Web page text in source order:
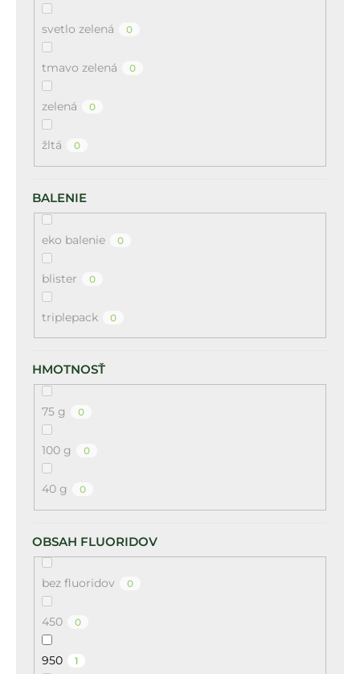
svetlo zelená 0
tmavo zelená 0
zelená 0
žltá 0
BALENIE
eko balenie 0
blister 0
triplepack 0
HMOTNOSŤ
75 g 0
100 g 0
40 g 0
OBSAH FLUORIDOV
bez fluoridov 0
450 0
950 1